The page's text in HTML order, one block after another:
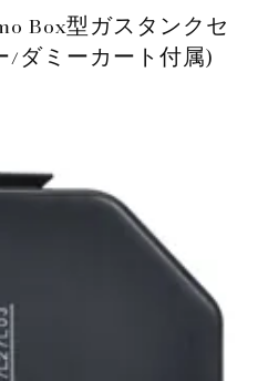
Box型ガスタンクセ
ダミーカート付属)